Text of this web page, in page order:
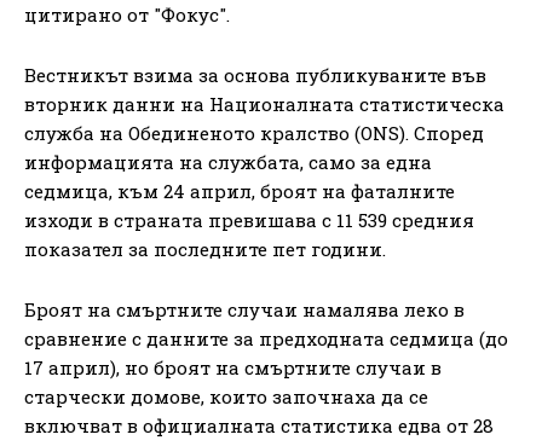
цитирано от "Фокус".
Вестникът взима за основа публикуваните във
вторник данни на Националната статистическа
служба на Обединеното кралство (ONS). Според
информацията на службата, само за една
седмица, към 24 април, броят на фаталните
изходи в страната превишава с 11 539 средния
показател за последните пет години.
Броят на смъртните случаи намалява леко в
сравнение с данните за предходната седмица (до
17 април), но броят на смъртните случаи в
старчески домове, които започнаха да се
включват в официалната статистика едва от 28